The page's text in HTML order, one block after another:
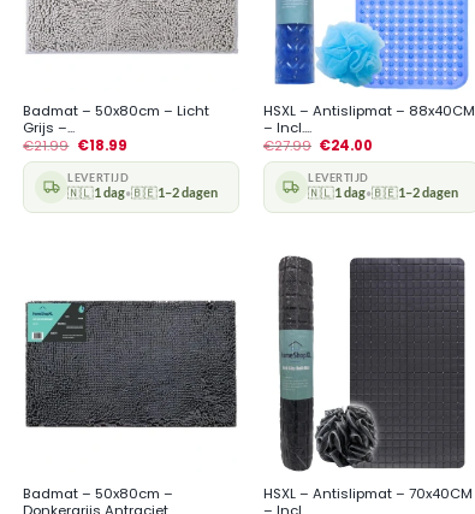
Badmat – 50x80cm – Licht
Grijs –...
€21.99 €18.99
LEVERTIJD
🇳🇱1 dag•🇧🇪1–2 dagen
+
HSXL – Antislipmat – 88x40CM
– Incl....
€27.99 €24.00
LEVERTIJD
🇳🇱1 dag•🇧🇪1–2 dagen
Badmat – 50x80cm –
Donkergrijs Antraciet...
+
HSXL – Antislipmat – 70x40CM
– Incl....